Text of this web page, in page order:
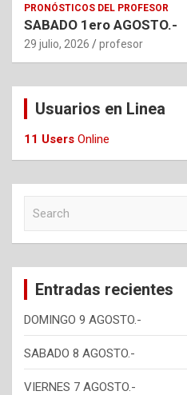
PRONÓSTICOS DEL PROFESOR
SABADO 1ero AGOSTO.-
29 julio, 2026 profesor
Usuarios en Linea
11 Users Online
c
Entradas recientes
DOMINGO 9 AGOSTO.-
SABADO 8 AGOSTO.-
VIERNES 7 AGOSTO.-